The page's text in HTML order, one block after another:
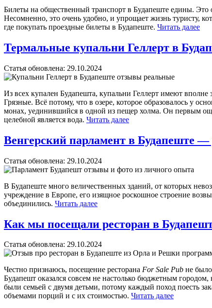
Билеты на общественный транспорт в Будапеште едины. Это
Несомненно, это очень удобно, и упрощает жизнь туристу,
где покупать проездные билеты в Будапеште. Читать далее
Термальные купальни Геллерт в
Статья обновлена: 29.10.2024
Из всех купален Будапешта, купальни Геллерт имеют
Грязные. Всё потому, что в озере, которое образовалось у
монах, уединившийся в одной из пещер холма. Он первым
целебной является вода. Читать далее
Венгерский парламент в Будапеште —
Статья обновлена: 29.10.2024
В Будапеште много величественных зданий, от которых
учреждение в Европе, его изящное роскошное строение
объединились. Читать далее
Как мы посещали ресторан в
Статья обновлена: 29.10.2024
Честно признаюсь, посещение ресторана For Sale Pub не
Будапешт оказался совсем не настолько бюджетным
были семьей с двумя детьми, потому каждый поход поесть
объемами порций и с их стоимостью. Читать далее